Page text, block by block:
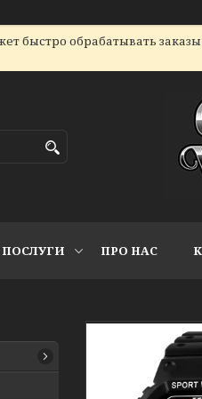
быстро обрабатывать
ПОСЛУГИ ПРО НАС